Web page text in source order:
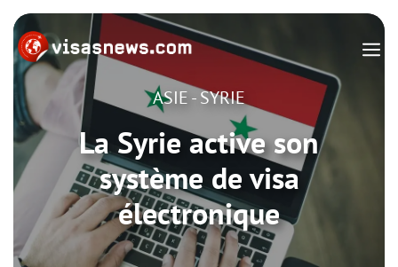
Aller
au
contenu
ASIE-SYRIE
La Syrie active son
système de visa
électronique